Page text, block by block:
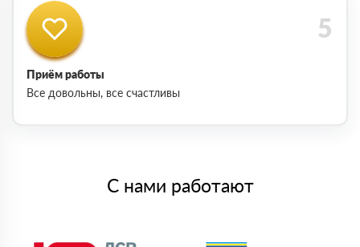
Приём работы
Все довольны, все счастливы
С нами работают